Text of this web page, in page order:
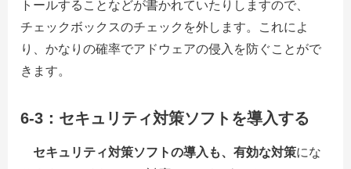
トールすることなどが書かれていたりしますので、
チェックボックスのチェックを外します。これによ
り、かなりの確率でアドウェアの侵入を防ぐことがで
きます。
6-3：セキュリティ対策ソフトを導入する
セキュリティ対策ソフトの導入も、有効な対策にな